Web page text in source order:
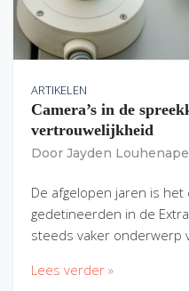
ARTIKELEN
Camera’s in de
vertrouwelijkheid
Door Jayden
De afgelopen jaren is
gedetineerden in de
steeds vaker onderwerp
Lees verder »